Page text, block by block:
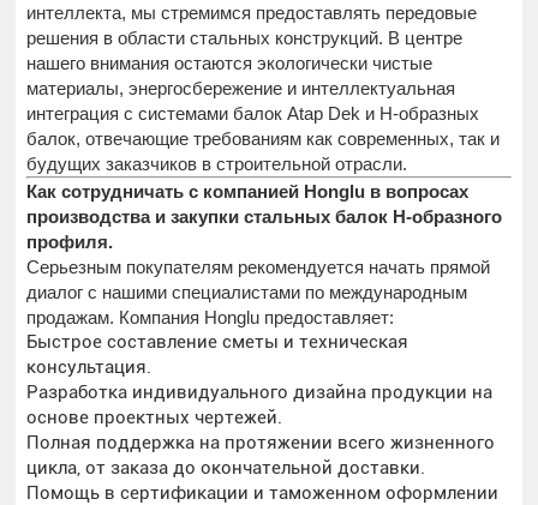
интеллекта, мы стремимся предоставлять передовые
решения в области стальных конструкций. В центре
нашего внимания остаются экологически чистые
материалы, энергосбережение и интеллектуальная
интеграция с системами балок Atap Dek и H-образных
балок, отвечающие требованиям как современных, так и
будущих заказчиков в строительной отрасли.
Как сотрудничать с компанией Honglu в вопросах
производства и закупки стальных балок H-образного
профиля.
Серьезным покупателям рекомендуется начать прямой
диалог с нашими специалистами по международным
продажам. Компания Honglu предоставляет:
Быстрое составление сметы и техническая
консультация.
Разработка индивидуального дизайна продукции на
основе проектных чертежей.
Полная поддержка на протяжении всего жизненного
цикла, от заказа до окончательной доставки.
Помощь в сертификации и таможенном оформлении